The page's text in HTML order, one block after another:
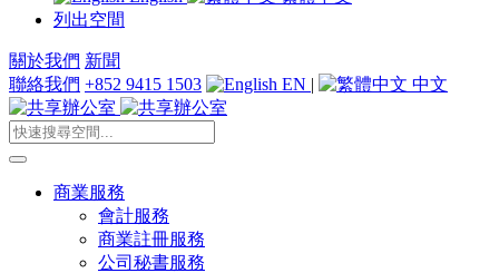
列出空間
關於我們 新聞
聯絡我們 +852 9415 1503 EN | 中文
商業服務
會計服務
商業註冊服務
公司秘書服務